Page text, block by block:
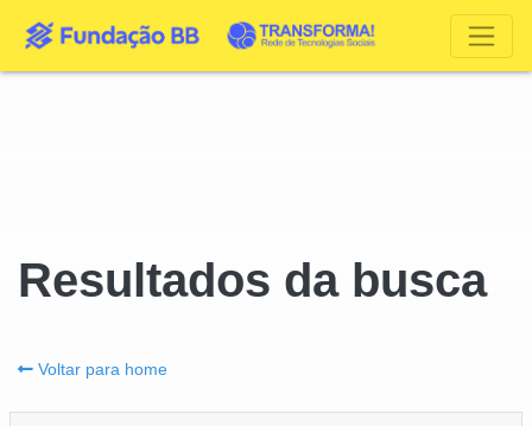
Resultados da busca
Voltar para home